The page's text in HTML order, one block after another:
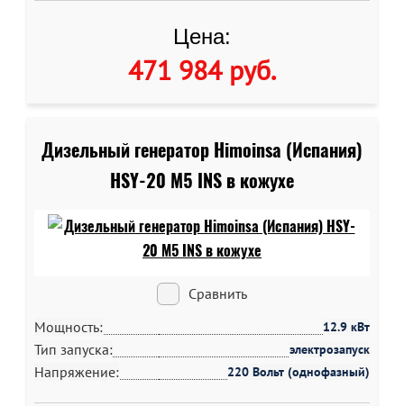
Цена:
471 984 руб.
Дизельный генератор Himoinsa (Испания)
HSY-20 M5 INS в кожухе
Сравнить
Мощность:
12.9 кВт
Тип запуска: электрозапуск
Напряжение: 220 Вольт (однофазный)